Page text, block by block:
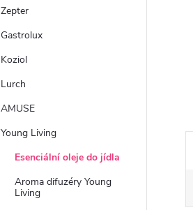
Zepter
Gastrolux
Koziol
Lurch
AMUSE
Young Living
Esenciální oleje do jídla
Aroma difuzéry Young
Living